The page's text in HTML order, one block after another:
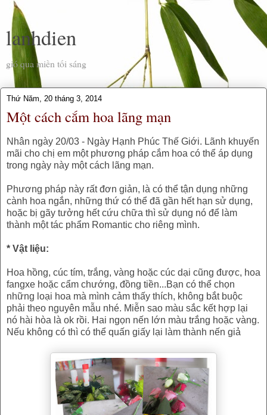
lanhdien
gió qua miền tối sáng
Thứ Năm, 20 tháng 3, 2014
Một cách cắm hoa lãng mạn
Nhân ngày 20/03 - Ngày Hạnh Phúc Thế Giới. Lãnh khuyến
mãi cho chị em một phương pháp cắm hoa có thể áp dụng
trong ngày này một cách lãng mạn.
Phương pháp này rất đơn giản, là có thể tận dụng những
cành hoa ngắn, những thứ có thể đã gần hết hạn sử dụng,
hoặc bị gãy tưởng hết cứu chữa thì sử dụng nó để làm
thành một tác phẩm Romantic cho riêng mình.
* Vật liệu:
Hoa hồng, cúc tím, trắng, vàng hoặc cúc dại cũng được, hoa
fangxe hoặc cẩm chướng, đồng tiền...Bạn có thể chọn
những loại hoa mà mình cảm thấy thích, không bắt buộc
phải theo nguyên mẫu nhé. Miễn sao màu sắc kết hợp lại
nó hài hòa là ok rồi. Hai ngọn nến lớn màu trắng hoặc vàng.
Nếu không có thì có thể quấn giấy lại làm thành nến giả